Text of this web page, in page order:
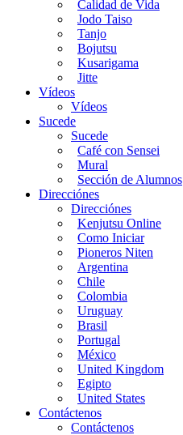
Calidad de Vida
Jodo Taiso
Tanjo
Bojutsu
Kusarigama
Jitte
Vídeos
Vídeos
Sucede
Sucede
Café con Sensei
Mural
Sección de Alumnos
Direcciónes
Direcciónes
Kenjutsu Online
Como Iniciar
Pioneros Niten
Argentina
Chile
Colombia
Uruguay
Brasil
Portugal
México
United Kingdom
Egipto
United States
Contáctenos
Contáctenos